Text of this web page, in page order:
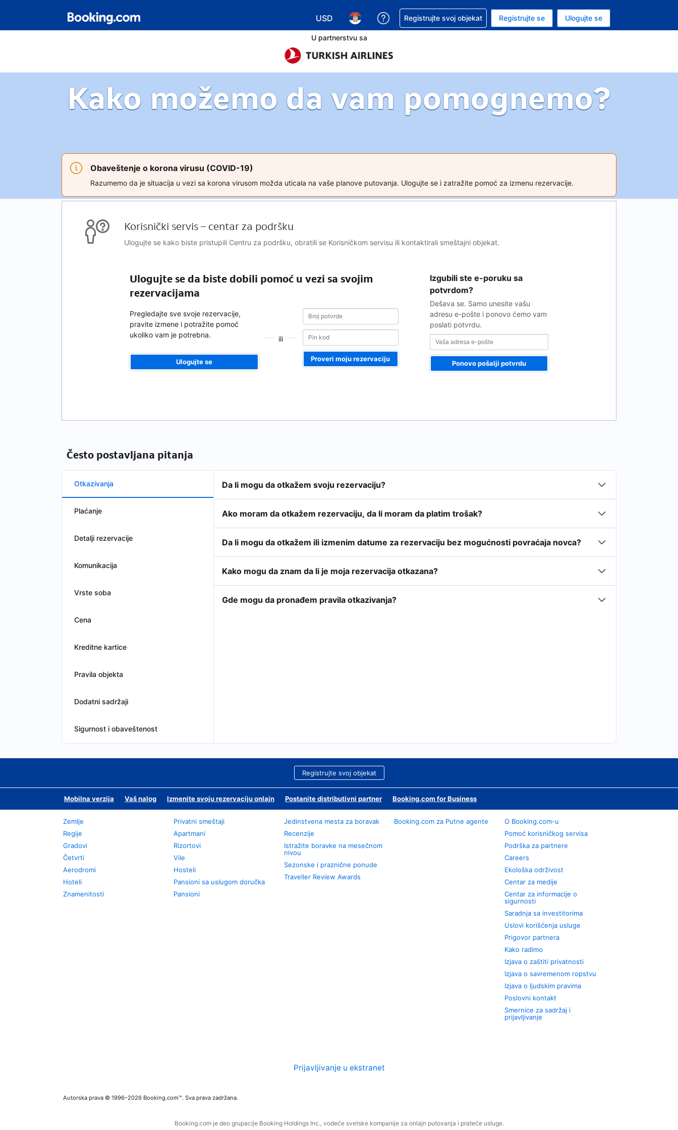
USD
Izaberite valutu. Vaša trenutna valuta je američki dolar
Izaberite jezik. Vaš trenutni jezik je Srpskom
Zatražite pomoć u vezi sa rezervacijom
Registrujte svoj objekat Registrujte se Ulogujte se
U partnerstvu sa
Kako možemo da vam pomognemo?
Obaveštenje o korona virusu (COVID-19)
Razumemo da je situacija u vezi sa korona virusom možda uticala na vaše planove putovanja. Ulogujte se i zatražite pomoć za izmenu rezervacije.
Korisnički servis – centar za podršku
Ulogujte se kako biste pristupili Centru za podršku, obratili se Korisničkom servisu ili kontaktirali smeštajni objekat.
Ulogujte se da biste dobili pomoć u vezi sa svojim
rezervacijama
Pregledajte sve svoje rezervacije,
pravite izmene i potražite pomoć
ukoliko vam je potrebna.
Ulogujte se
ili
Broj
potvrde
Broj
potvrde
Proveri moju rezervaciju
Izgubili ste e-poruku sa
potvrdom?
Dešava se. Samo unesite vašu
adresu e-pošte i ponovo ćemo vam
poslati potvrdu.
adresa
pošte
Ponovo pošalji potvrdu
Često postavljana pitanja
Otkazivanja
Plaćanje
Detalji rezervacije
Komunikacija
Vrste soba
Cena
Kreditne kartice
Pravila objekta
Dodatni sadržaji
Sigurnost i obaveštenost
Da li mogu da otkažem svoju rezervaciju?
Ako moram da otkažem rezervaciju, da li moram da platim trošak?
Da li mogu da otkažem ili izmenim datume za rezervaciju bez mogućnosti povraćaja novca?
Kako mogu da znam da li je moja rezervacija otkazana?
Gde mogu da pronađem pravila otkazivanja?
Registrujte svoj objekat
Mobilna verzija Vaš nalog Izmenite svoju rezervaciju onlajn Postanite distributivni partner Booking.com for Business
Zemlje
Regije
Gradovi
Četvrti
Aerodromi
Hoteli
Znamenitosti
Privatni smeštaji
Apartmani
Rizortovi
Vile
Hosteli
Pansioni sa uslugom doručka
Pansioni
Jedinstvena mesta za boravak
Recenzije
Istražite boravke na mesečnom
nivou
Sezonske i praznične ponude
Traveller Review Awards
Booking.com za Putne agente
О Booking.com-u
Pomoć korisničkog servisa
Podrška za partnere
Careers
Ekološka održivost
Centar za medije
Centar za informacije o
sigurnosti
Saradnja sa investitorima
Uslovi korišćenja usluge
Prigovor partnera
Kako radimo
Izjava o zaštiti privatnosti
Izjava o savremenom ropstvu
Izjava o ljudskim pravima
Poslovni kontakt
Smernice za sadržaj i
prijavljivanje
Prijavljivanje u ekstranet
Autorska prava © 1996–2026 Booking.com™. Sva prava zadržana.
Booking.com je deo grupacije Booking Holdings Inc., vodeće svetske kompanije za onlajn putovanja i prateće usluge.